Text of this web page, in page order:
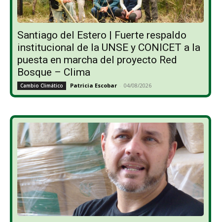
Santiago del Estero | Fuerte respaldo
institucional de la UNSE y CONICET a la
puesta en marcha del proyecto Red
Bosque – Clima
Cambio Climático Patricia Escobar - 04/08/2026